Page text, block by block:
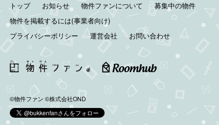
トップ お知らせ 物件ファンについて
募集中の物件
物件を掲載するには(事業者向け)
プライバシーポリシー
運営会社 お問い合わせ
©物件ファン ©株式会社OND